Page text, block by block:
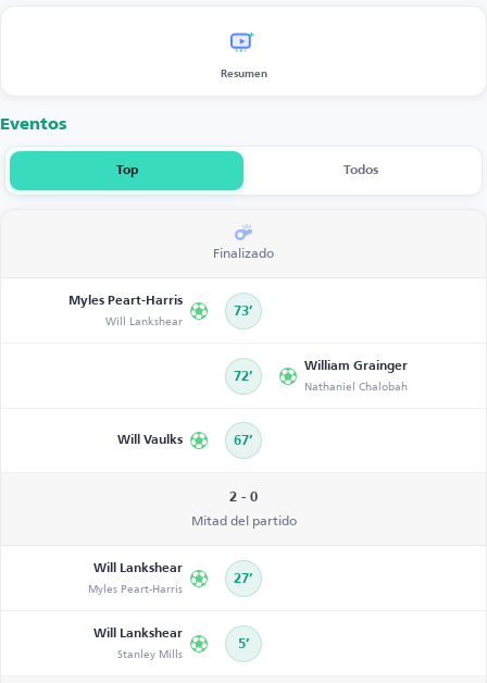
Resumen
Eventos
Top Todos
Finalizado
Myles Peart-Harris
Will Lankshear 73’
72’
William Grainger
Nathaniel Chalobah
Will Vaulks 67’
2 - 0
Mitad del partido
Will Lankshear
Myles Peart-Harris 27’
Will Lankshear
Stanley Mills 5’